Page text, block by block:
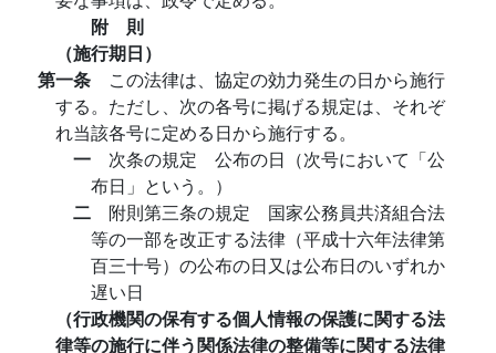
附 則
（施行期日）
第一条 この法律は、協定の効力発生の日から施行
する。ただし、次の各号に掲げる規定は、それぞ
れ当該各号に定める日から施行する。
一 次条の規定 公布の日（次号において「公
布日」という。）
二 附則第三条の規定 国家公務員共済組合法
等の一部を改正する法律（平成十六年法律第
百三十号）の公布の日又は公布日のいずれか
遅い日
（行政機関の保有する個人情報の保護に関する法
律等の施行に伴う関係法律の整備等に関する法律